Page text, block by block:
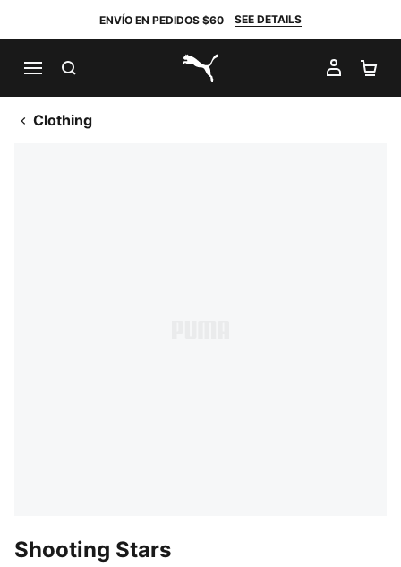
ENVÍO EN PEDIDOS $60 SEE DETAILS
PUMA.com
MI
Clothing
Shooting Stars